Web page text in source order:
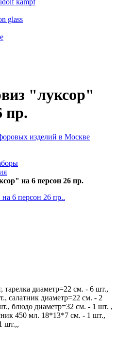
kampf
glass
"луксор"
пр.
изделий в Москве
на 6 персон 26 пр.
тарелка диаметр=22 см. - 6 шт.,
салатник диаметр=22 см. - 2
блюдо диаметр=32 см. - 1 шт. ,
450 мл. 18*13*7 см. - 1 шт.,
шт.,,